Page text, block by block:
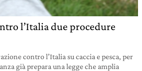
l’Italia due procedure
contro l’Italia su caccia e pesca, per
già prepara una legge che amplia